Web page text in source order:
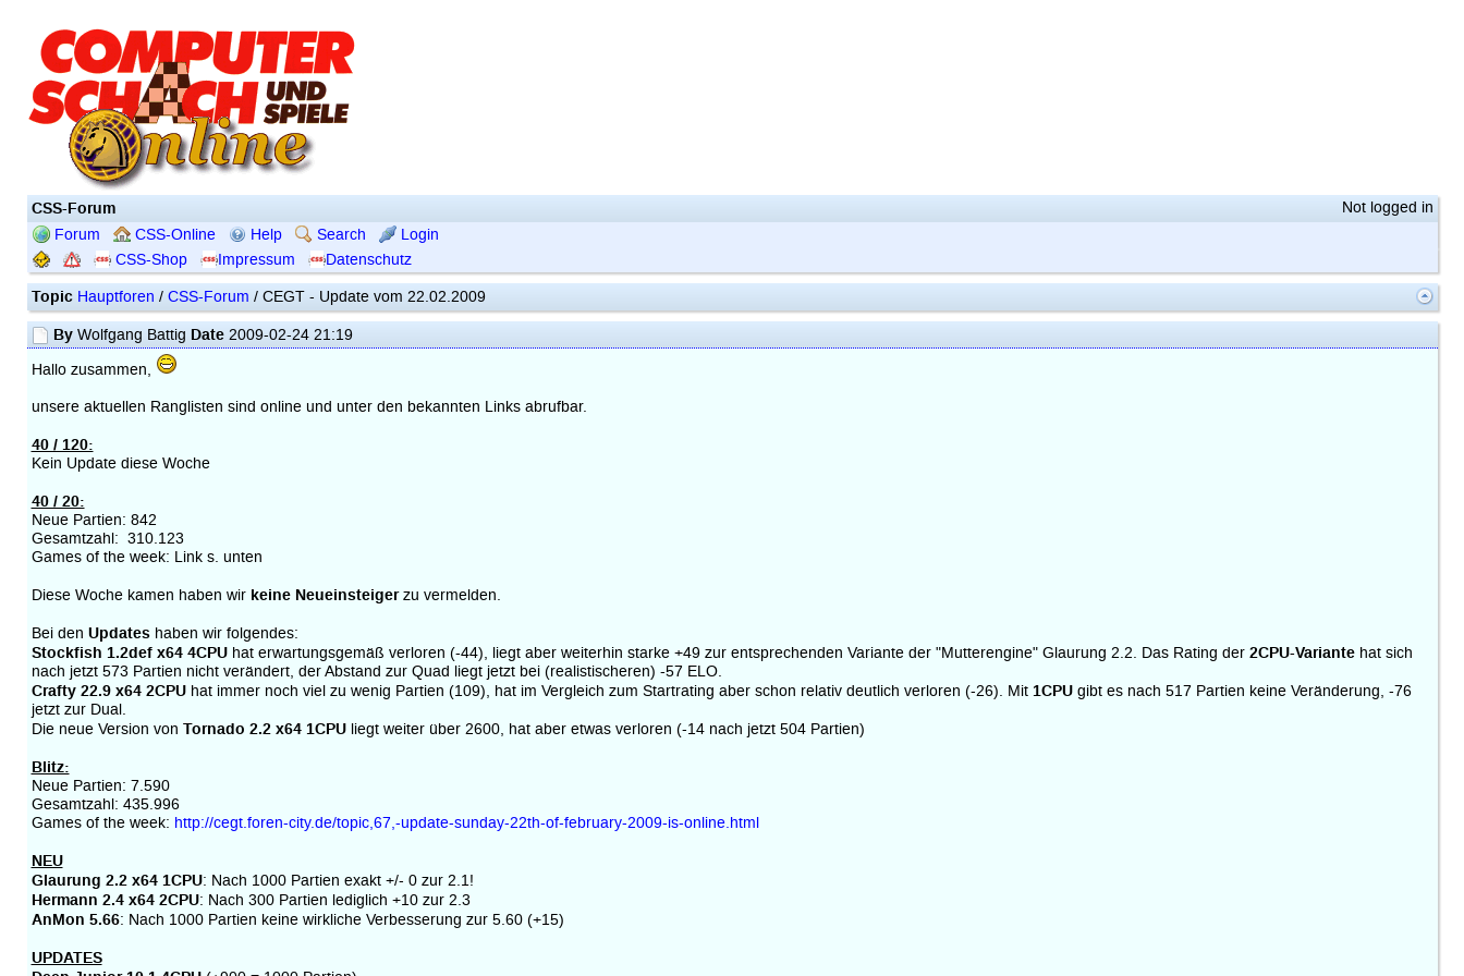
Not logged in
CSS-Forum
Forum CSS-Online Help Search
Login
CSS-Shop
Impressum Datenschutz
Topic Hauptforen / CSS-Forum / CEGT - Update vom 22.02.2009
ByWolfgang Battig Date2009-02-24 21:19
Hallo zusammen,
unsere aktuellen Ranglisten sind online und unter den bekannten Links abrufbar.
40 / 120:
Kein Update diese Woche
40 / 20:
Neue Partien: 842
Gesamtzahl: 310.123
Games of the week: Link s. unten
Diese Woche kamen haben wir keine Neueinsteigerzu vermelden.
Bei den Updateshaben wir folgendes:
Stockfish 1.2def x64 4CPUhat erwartungsgemäß verloren (-44), liegt aber weiterhin starke +49 zur entsprechenden Variante der "Mutterengine" Glaurung 2.2. Das Rating der 2CPU-Variantehat sich
nach jetzt 573 Partien nicht verändert, der Abstand zur Quad liegt jetzt bei (realistischeren) -57 ELO.
Crafty 22.9 x64 2CPUhat immer noch viel zu wenig Partien (109), hat im Vergleich zum Startrating aber schon relativ deutlich verloren (-26). Mit 1CPUgibt es nach 517 Partien keine Veränderung, -76
jetzt zur Dual.
Die neue Version von Tornado 2.2 x64 1CPUliegt weiter über 2600, hat aber etwas verloren (-14 nach jetzt 504 Partien)
Blitz:
Neue Partien: 7.590
Gesamtzahl: 435.996
Games of the week: http://cegt.foren-city.de/topic,67,-update-sunday-22th-of-february-2009-is-online.html
NEU
Glaurung 2.2 x64 1CPU: Nach 1000 Partien exakt +/- 0 zur 2.1!
Hermann 2.4 x64 2CPU: Nach 300 Partien lediglich +10 zur 2.3
AnMon 5.66: Nach 1000 Partien keine wirkliche Verbesserung zur 5.60 (+15)
UPDATES